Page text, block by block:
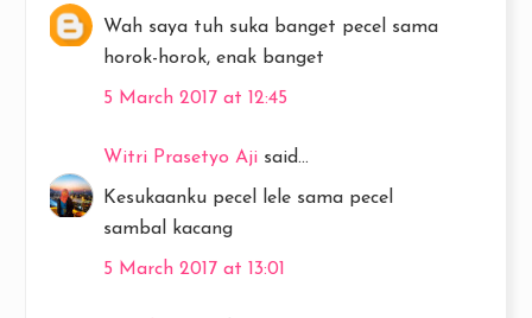
Wah saya tuh suka banget pecel sama
horok-horok, enak banget
5 March 2017 at 12:45
Witri Prasetyo Aji said...
Kesukaanku pecel lele sama pecel
sambal kacang
5 March 2017 at 13:01